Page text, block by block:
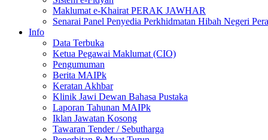
Maklumat e-Khairat PERAK JAWHAR
Senarai Panel Penyedia Perkhidmatan Hibah Negeri
Info
Data Terbuka
Ketua Pegawai Maklumat (CIO)
Pengumuman
Berita MAIPk
Keratan Akhbar
Klinik Jawi Dewan Bahasa Pustaka
Laporan Tahunan MAIPk
Iklan Jawatan Kosong
Tawaran Tender / Sebutharga